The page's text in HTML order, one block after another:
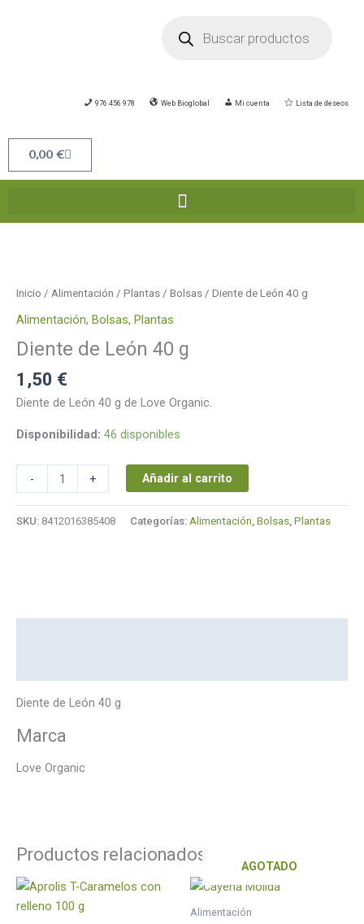
productos
976 456 978 Web Bioglobal Mi cuenta Lista de deseos
0,00 €Carrito
Inicio / Alimentación / Plantas / Bolsas / Diente de León 40 g
Alimentación, Bolsas, Plantas
Diente de León 40 g
1,50 €
Diente de León 40 g de Love Organic.
Disponibilidad: 46 disponibles
-
León
g
cantidad
+ Añadir al carrito
SKU: 8412016385408 Categorías: Alimentación Bolsas Plantas
Diente de León 40 g
Marca
Love Organic
Productos relacionados
AGOTADO
Alimentación